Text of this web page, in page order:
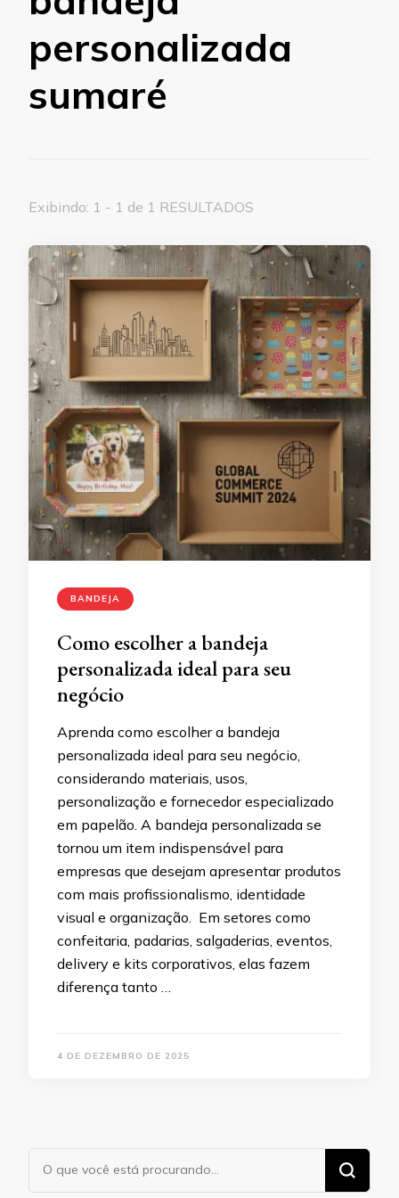
personalizada
sumaré
Exibindo: 1 - 1 de 1 RESULTADOS
BANDEJA
Como escolher a bandeja
personalizada ideal para seu
negócio
Aprenda como escolher a bandeja
personalizada ideal para seu negócio,
considerando materiais, usos,
personalização e fornecedor especializado
em papelão. A bandeja personalizada se
tornou um item indispensável para
empresas que desejam apresentar produtos
com mais profissionalismo, identidade
visual e organização. Em setores como
confeitaria, padarias, salgaderias, eventos,
delivery e kits corporativos, elas fazem
diferença tanto …
4 DE DEZEMBRO DE 2025